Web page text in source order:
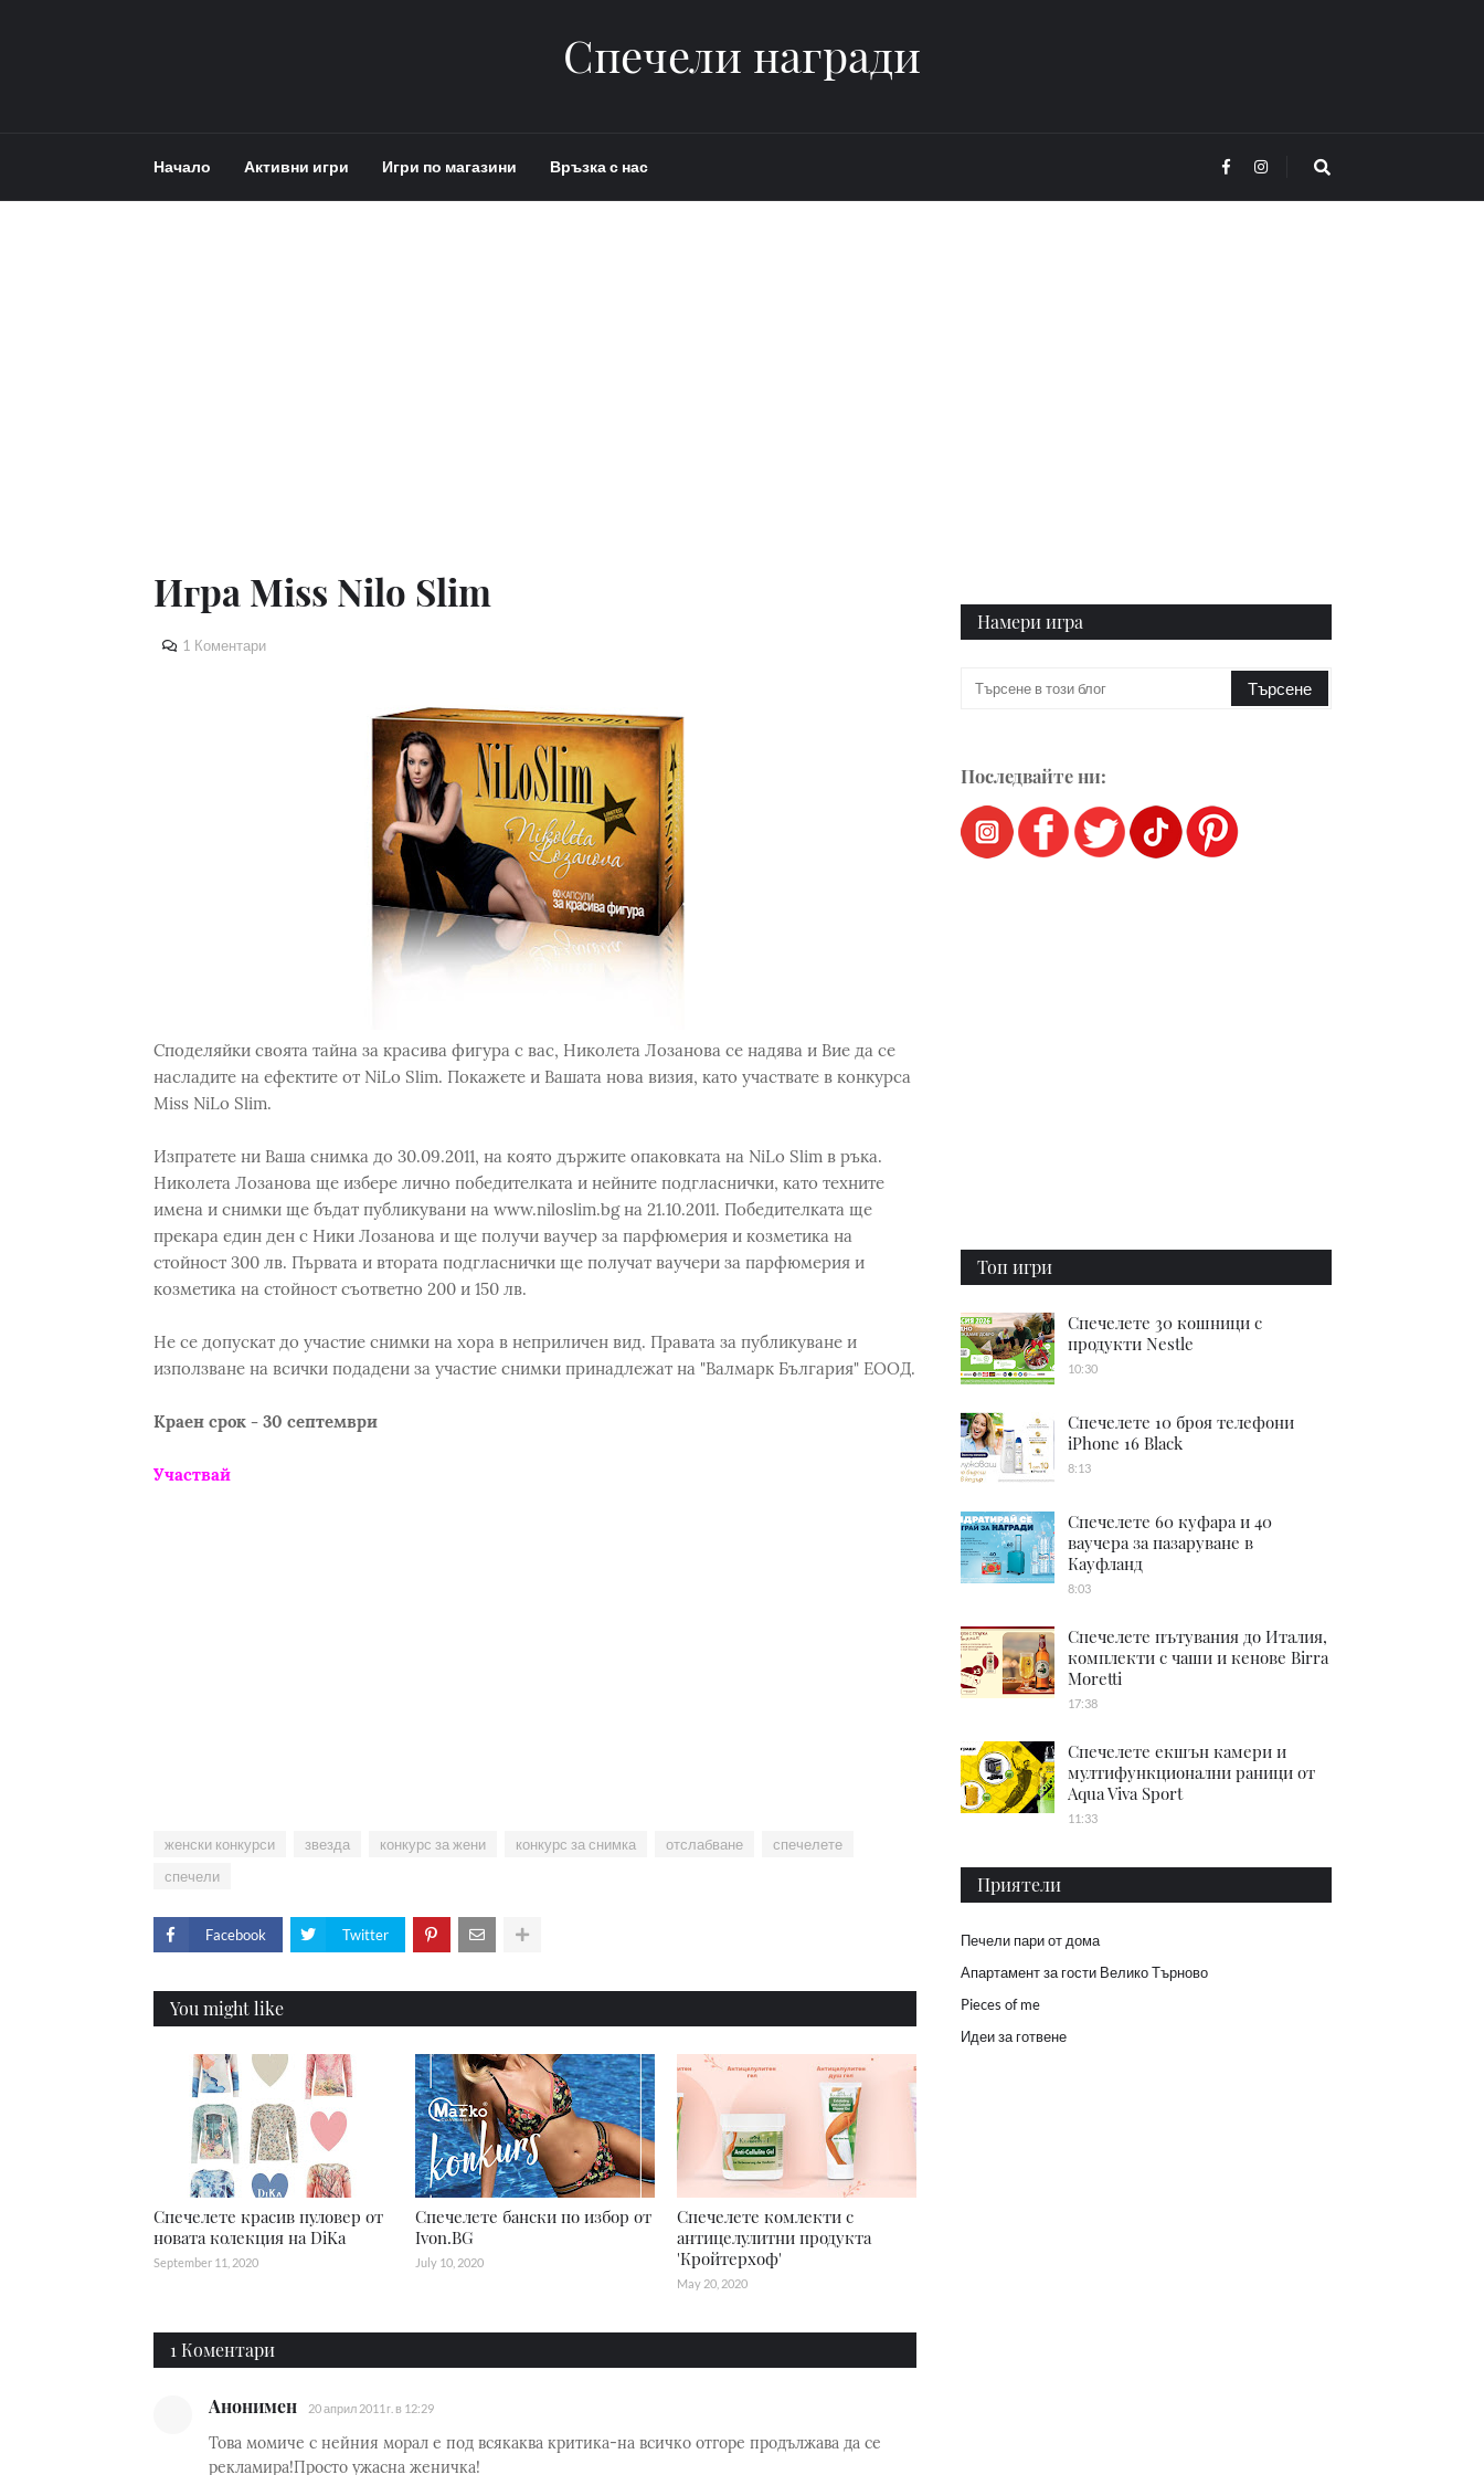
Спечели награди
Начало Активни игри Игри по магазини Връзка с нас
Игра Miss Nilo Slim
1 Коментари
Споделяйки своята тайна за красива фигура с вас, Николета Лозанова се надява и Вие да се
насладите на ефектите от NiLo Slim. Покажете и Вашата нова визия, като участвате в конкурса
Miss NiLo Slim.
Изпратете ни Ваша снимка до 30.09.2011, на която държите опаковката на NiLo Slim в ръка.
Николета Лозанова ще избере лично победителката и нейните подгласнички, като техните
имена и снимки ще бъдат публикувани на www.niloslim.bg на 21.10.2011. Победителката ще
прекара един ден с Ники Лозанова и ще получи ваучер за парфюмерия и козметика на
стойност 300 лв. Първата и втората подгласнички ще получат ваучери за парфюмерия и
козметика на стойност съответно 200 и 150 лв.
Не се допускат до участие снимки на хора в неприличен вид. Правата за публикуване и
използване на всички подадени за участие снимки принадлежат на "Валмарк България" ЕООД.
Краен срок - 30 септември
Участвай
женски конкурси звезда конкурс за жени конкурс за снимка отслабване
спечелете
спечели
Facebook Twitter
You might like
Спечелете красив пуловер от
новата колекция на DiKa
September 11, 2020
Спечелете бански по избор от
Ivon.BG
July 10, 2020
Спечелете комлекти с
антицелулитни продукта
'Кройтерхоф'
May 20, 2020
1 Коментари
Анонимен 20 април 2011 г. в 12:29
Това момиче с нейния морал е под всякаква критика-на всичко отгоре продължава да се
рекламира!Просто ужасна женичка!
Намери игра
Последвайте ни:
Топ игри
Спечелете 30 кошници с
продукти Nestle
10:30
Спечелете 10 броя телефони
iPhone 16 Black
8:13
Спечелете 60 куфара и 40
ваучера за пазаруване в
Кауфланд
8:03
Спечелете пътувания до Италия,
комплекти с чаши и кенове Birra
Moretti
17:38
Спечелете екшън камери и
мултифункционални раници от
Aqua Viva Sport
11:33
Приятели
Печели пари от дома
Апартамент за гости Велико Търново
Pieces of me
Идеи за готвене